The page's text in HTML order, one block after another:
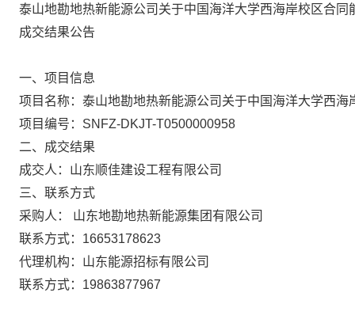
泰山地勘地热新能源公司关于中国海洋大学西海岸校区合同
成交结果公告
一、项目信息
项目名称： 泰山地勘地热新能源公司关于中国海洋大学西
项目编号： SNFZ-DKJT-T0500000958
二、成交结果
成交人： 山东顺佳建设工程有限公司
三、联系方式
采购人： 山东地勘地热新能源集团有限公司
联系方式： 16653178623
代理机构： 山东能源招标有限公司
联系方式： 19863877967